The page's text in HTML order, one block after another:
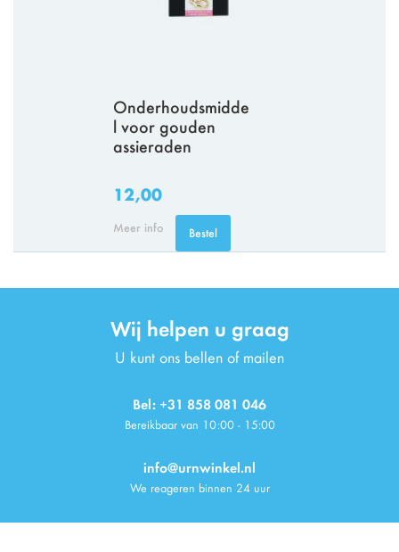
Onderhoudsmidde
l voor gouden
assieraden
12,00
Meer info Bestel
Wij helpen u graag
U kunt ons bellen of mailen
Bel: +31 858 081 046
Bereikbaar van 10:00 - 15:00
info@urnwinkel.nl
We reageren binnen 24 uur